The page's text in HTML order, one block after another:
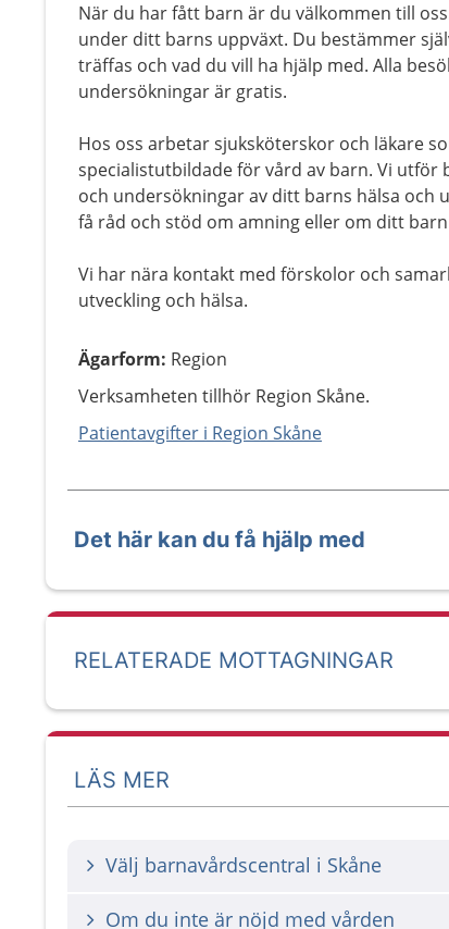
När du har fått barn är du välkommen till
under ditt barns uppväxt. Du bestämmer
träffas och vad du vill ha hjälp med. Alla
undersökningar är gratis.
Hos oss arbetar sjuksköterskor och läkare
specialistutbildade för vård av barn. Vi utför
och undersökningar av ditt barns hälsa och
få råd och stöd om amning eller om ditt
Vi har nära kontakt med förskolor och
utveckling och hälsa.
Ägarform: Region
Verksamheten tillhör Region Skåne.
Patientavgifter i Region Skåne
Det här kan du få hjälp med
RELATERADE MOTTAGNINGAR
LÄS MER
Välj barnavårdscentral i Skåne
Om du inte är nöjd med vården